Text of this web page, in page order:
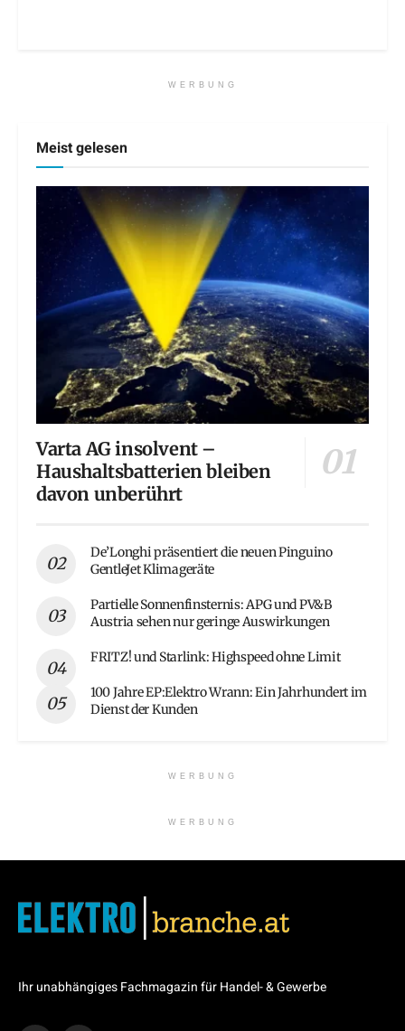
WERBUNG
Meist gelesen
Varta AG insolvent –
Haushaltsbatterien bleiben
davon unberührt
De’Longhi präsentiert die neuen Pinguino
GentleJet Klimageräte
Partielle Sonnenfinsternis: APG und PV&B
Austria sehen nur geringe Auswirkungen
FRITZ! und Starlink: Highspeed ohne Limit
100 Jahre EP:Elektro Wrann: Ein Jahrhundert im
Dienst der Kunden
WERBUNG
WERBUNG
Ihr unabhängiges Fachmagazin für Handel- & Gewerbe